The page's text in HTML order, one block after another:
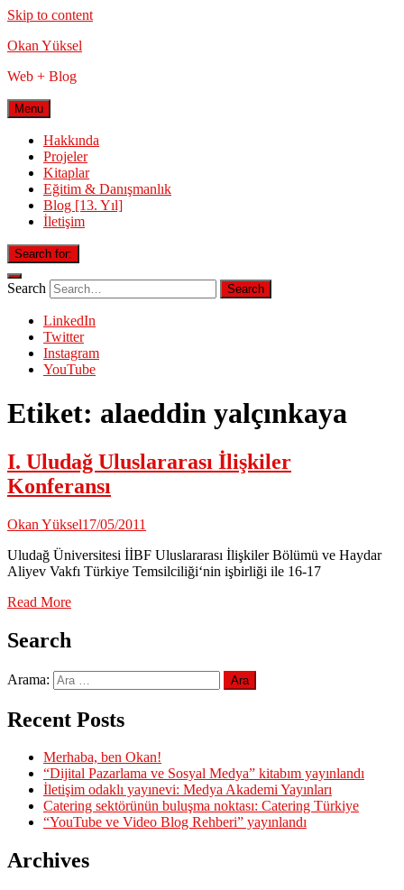
Skip to content
Okan Yüksel
Web + Blog
Menu
Hakkında
Projeler
Kitaplar
Eğitim & Danışmanlık
Blog [13. Yıl]
İletişim
Search for:
Search
LinkedIn
Twitter
Instagram
YouTube
Etiket: alaeddin yalçınkaya
I. Uludağ Uluslararası İlişkiler
Konferansı
Okan Yüksel17/05/2011
Uludağ Üniversitesi İİBF Uluslararası İlişkiler Bölümü ve Haydar
Aliyev Vakfı Türkiye Temsilciliği‘nin işbirliği ile 16-17
Read More
Search
Arama:
Recent Posts
Merhaba, ben Okan!
“Dijital Pazarlama ve Sosyal Medya” kitabım yayınlandı
İletişim odaklı yayınevi: Medya Akademi Yayınları
Catering sektörünün buluşma noktası: Catering Türkiye
“YouTube ve Video Blog Rehberi” yayınlandı
Archives